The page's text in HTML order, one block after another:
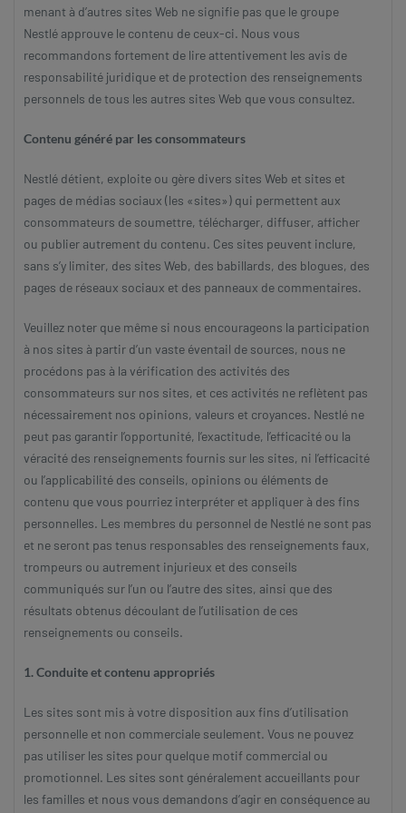
menant à d’autres sites Web ne signifie pas que le groupe
Nestlé approuve le contenu de ceux-ci. Nous vous
recommandons fortement de lire attentivement les avis de
responsabilité juridique et de protection des renseignements
personnels de tous les autres sites Web que vous consultez.
Contenu généré par les consommateurs
Nestlé détient, exploite ou gère divers sites Web et sites et
pages de médias sociaux (les «sites») qui permettent aux
consommateurs de soumettre, télécharger, diffuser, afficher
ou publier autrement du contenu. Ces sites peuvent inclure,
sans s’y limiter, des sites Web, des babillards, des blogues, des
pages de réseaux sociaux et des panneaux de commentaires.
Veuillez noter que même si nous encourageons la participation
à nos sites à partir d’un vaste éventail de sources, nous ne
procédons pas à la vérification des activités des
consommateurs sur nos sites, et ces activités ne reflètent pas
nécessairement nos opinions, valeurs et croyances. Nestlé ne
peut pas garantir l’opportunité, l’exactitude, l’efficacité ou la
véracité des renseignements fournis sur les sites, ni l’efficacité
ou l’applicabilité des conseils, opinions ou éléments de
contenu que vous pourriez interpréter et appliquer à des fins
personnelles. Les membres du personnel de Nestlé ne sont pas
et ne seront pas tenus responsables des renseignements faux,
trompeurs ou autrement injurieux et des conseils
communiqués sur l’un ou l’autre des sites, ainsi que des
résultats obtenus découlant de l’utilisation de ces
renseignements ou conseils.
1. Conduite et contenu appropriés
Les sites sont mis à votre disposition aux fins d’utilisation
personnelle et non commerciale seulement. Vous ne pouvez
pas utiliser les sites pour quelque motif commercial ou
promotionnel. Les sites sont généralement accueillants pour
les familles et nous vous demandons d’agir en conséquence au